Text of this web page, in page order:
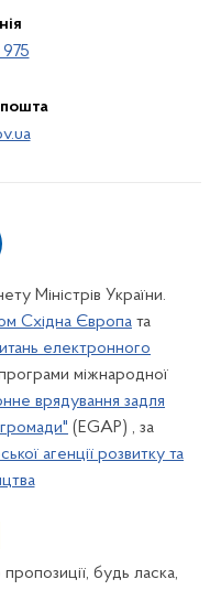
Міністрів України.
Східна Європа та
електронного
міжнародної
врядування задля
громади" (EGAP) , за
агенції розвитку та
будь ласка,